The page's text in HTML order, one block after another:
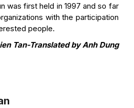
was first held in 1997 and so far
with the participation
people.
Tan-Translated by Anh Dung